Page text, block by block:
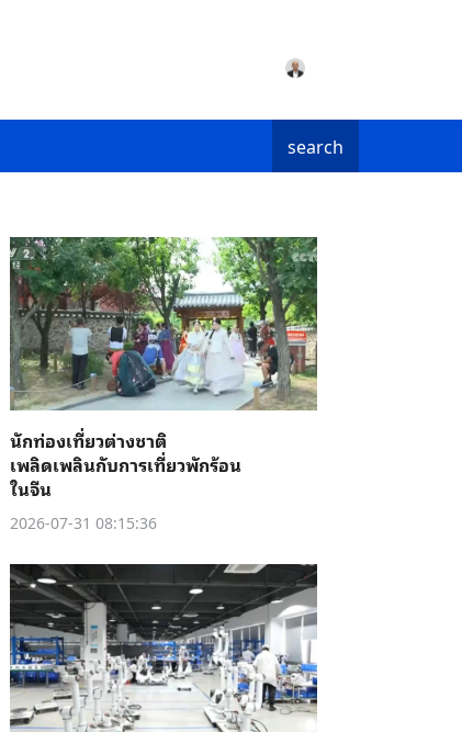
search
นักท่องเที่ยวต่างชาติ
เพลิดเพลินกับการเที่ยวพักร้อน
ในจีน
2026-07-31 08:15:36